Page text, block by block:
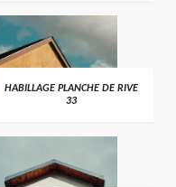
HABILLAGE PLANCHE DE RIVE
33